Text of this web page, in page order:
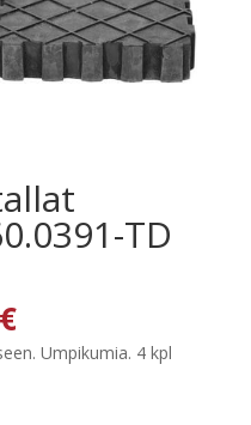
TD
€Nykyinen
hinta
on:Umpikumia. 4 kpl